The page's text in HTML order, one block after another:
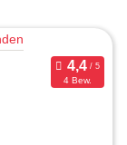
4 Bew.